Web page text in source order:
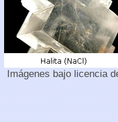
Imágenes bajo licencia